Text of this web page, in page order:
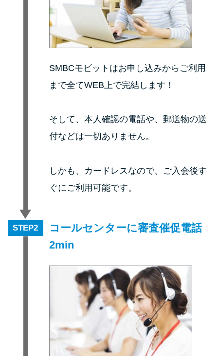
ソフト闇金とは？悪質な手口に
090金融（闇金）からお金を借り
申し込みブラックとは?判断の目
ブラックでもお金を借りるに
は？3つの判断基準と工面法
アコムはブラックでも審査に通
方法
アコムとレイクどっちがいい
の？ カードローンの選び方を徹
底解説！
プロミスの返済方法を徹底解
説！ もっとも便利でお得な返済
SMBCモビットはお申し込みからご利用
まで全てWEB上で完結します！
そして、本人確認の電話や、郵送物の送
付などは一切ありません。
しかも、カードレスなので、ご入会後す
ぐにご利用可能です。
STEP
コールセンターに審査催促電話
2min